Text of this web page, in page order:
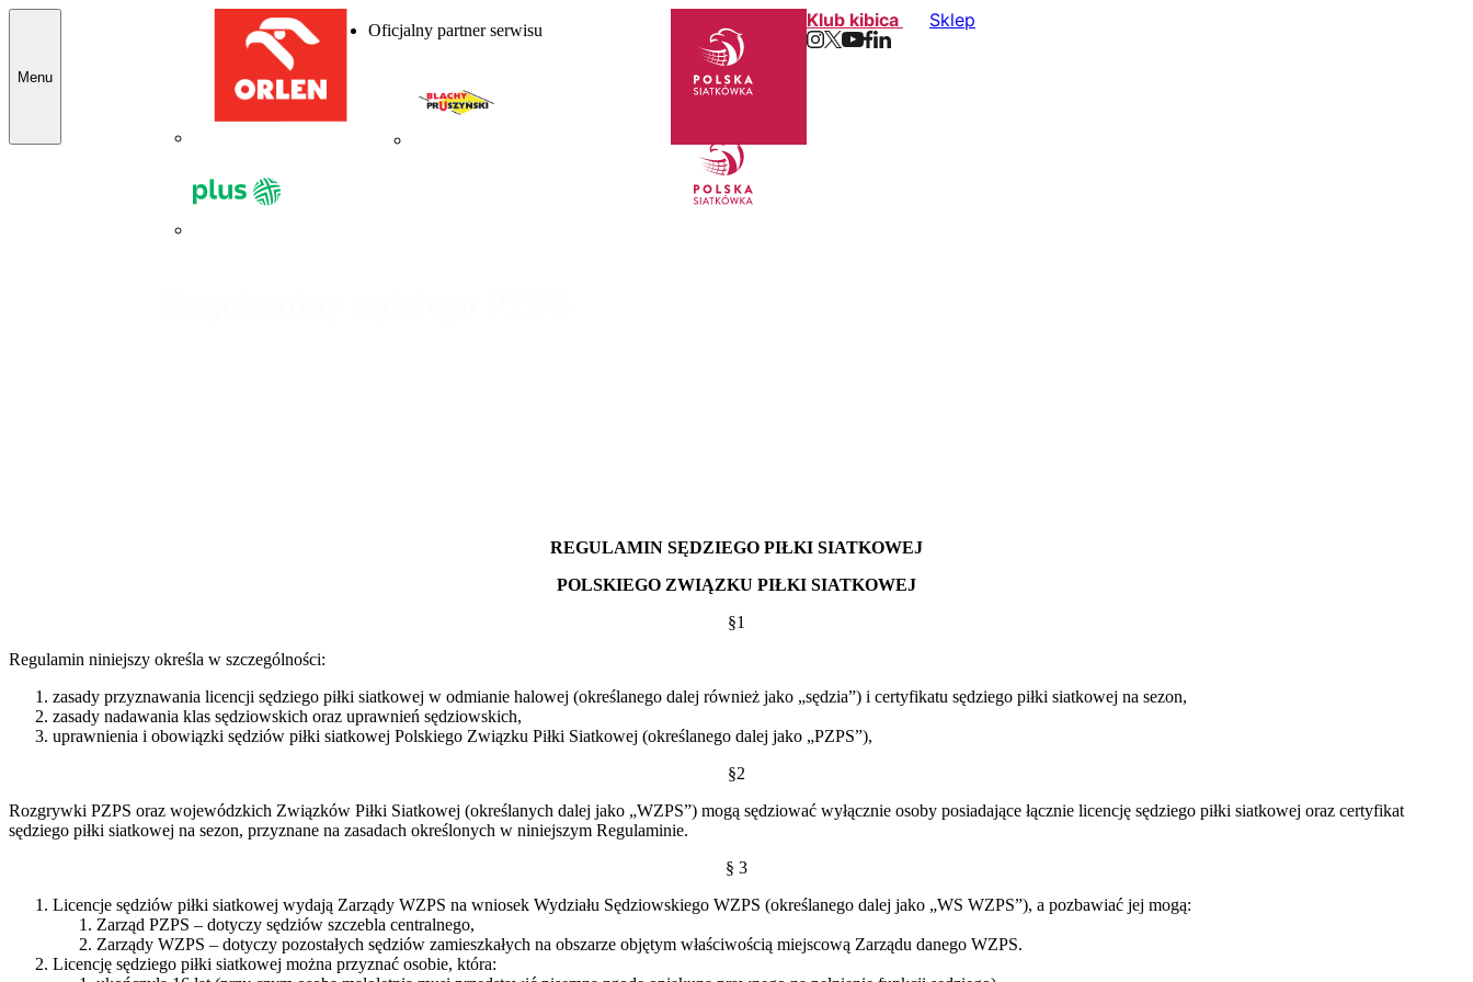
Menu
Oficjalny partner serwisu Klub kibica Sklep
REGULAMIN SĘDZIEGO PIŁKI SIATKOWEJ
POLSKIEGO ZWIĄZKU PIŁKI SIATKOWEJ
§1
Regulamin niniejszy określa w szczególności:
zasady przyznawania licencji sędziego piłki siatkowej w odmianie halowej (określanego dalej również jako „sędzia”) i certyfikatu sędziego piłki siatkowej na sezon,
zasady nadawania klas sędziowskich oraz uprawnień sędziowskich,
uprawnienia i obowiązki sędziów piłki siatkowej Polskiego Związku Piłki Siatkowej (określanego dalej jako „PZPS”),
§2
Rozgrywki PZPS oraz wojewódzkich Związków Piłki Siatkowej (określanych dalej jako „WZPS”) mogą sędziować wyłącznie osoby posiadające łącznie licencję sędziego piłki siatkowej oraz certyfikat
sędziego piłki siatkowej na sezon, przyznane na zasadach określonych w niniejszym Regulaminie.
§ 3
Licencje sędziów piłki siatkowej wydają Zarządy WZPS na wniosek Wydziału Sędziowskiego WZPS (określanego dalej jako „WS WZPS”), a pozbawiać jej mogą:
Zarząd PZPS – dotyczy sędziów szczebla centralnego,
Zarządy WZPS – dotyczy pozostałych sędziów zamieszkałych na obszarze objętym właściwością miejscową Zarządu danego WZPS.
Licencję sędziego piłki siatkowej można przyznać osobie, która: